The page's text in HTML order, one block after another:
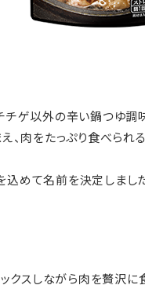
チゲ以外の辛い鍋つゆ
、肉をたっぷり食べられ
込めて名前を決定しまし
クスしながら肉を贅沢